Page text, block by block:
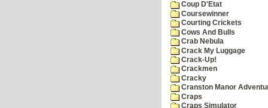
Coup D'Etat
Coursewinner
Courting Crickets
Cows And Bulls
Crab Nebula
Crack My Luggage
Crack-Up!
Crackmen
Cracky
Cranston Manor
Craps
Craps Simulator